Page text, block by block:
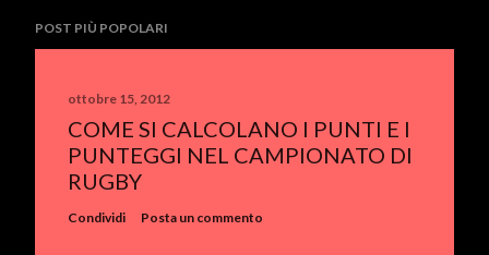
POST PIÙ POPOLARI
ottobre 15, 2012
COME SI CALCOLANO I PUNTI E I
PUNTEGGI NEL CAMPIONATO DI
RUGBY
Condividi Posta un commento